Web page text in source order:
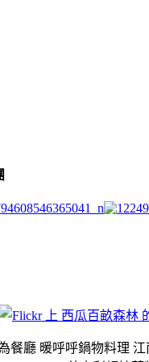
餐廳 暖呼呼鍋物料理